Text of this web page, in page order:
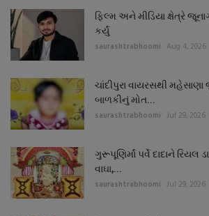
ફિલ્મ અને મીડિયા ક્ષેત્રે
કર્યું
saurashtrabhoomi Aug 4, 2026
ચાંદીપુરા વાયરસથી મહેસાણા
બાળકીનું મોત...
saurashtrabhoomi Jul 29, 2026
ગુરૂપૂણિર્માં પર્વે દાદાને રિયલ
વાઘા,...
saurashtrabhoomi Jul 29, 2026